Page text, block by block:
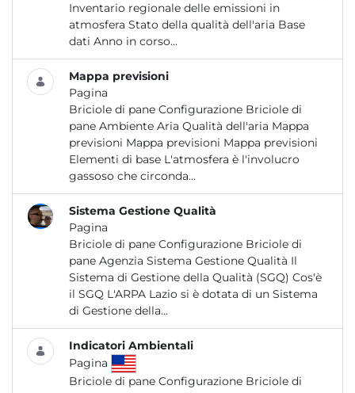
Inventario regionale delle emissioni in
atmosfera Stato della qualità dell'aria Base
dati Anno in corso...
Mappa previsioni
Pagina
Briciole di pane Configurazione Briciole di
pane Ambiente Aria Qualità dell'aria Mappa
previsioni Mappa previsioni Mappa previsioni
Elementi di base L'atmosfera è l'involucro
gassoso che circonda...
Sistema Gestione Qualità
Pagina
Briciole di pane Configurazione Briciole di
pane Agenzia Sistema Gestione Qualità Il
Sistema di Gestione della Qualità (SGQ) Cos'è
il SGQ L'ARPA Lazio si è dotata di un Sistema
di Gestione della...
Indicatori Ambientali
Pagina
Briciole di pane Configurazione Briciole di